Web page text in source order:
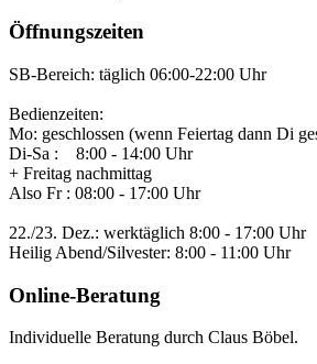
Öffnungszeiten
SB-Bereich: täglich 06:00-22:00 Uhr
Bedienzeiten:
Mo: geschlossen (wenn Feiertag dann Di
Di-Sa : 8:00 - 14:00 Uhr
+ Freitag nachmittag
Also Fr : 08:00 - 17:00 Uhr
22./23. Dez.: werktäglich 8:00 - 17:00 Uhr
Heilig Abend/Silvester: 8:00 - 11:00 Uhr
Online-Beratung
Individuelle Beratung durch Claus Böbel.